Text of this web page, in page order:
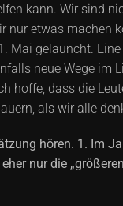
kann. Wir sind
nur etwas machen
Mai gelauncht.
neue Wege im
hoffe, dass die
als wir alle
hören. 1. Im
nur die